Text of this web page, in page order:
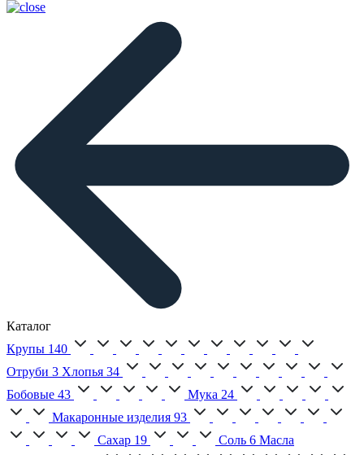
Каталог
Крупы 140
Отруби 3 Хлопья 34
Бобовые 43 Мука 24
Макаронные изделия 93
Сахар 19 Соль 6 Масла